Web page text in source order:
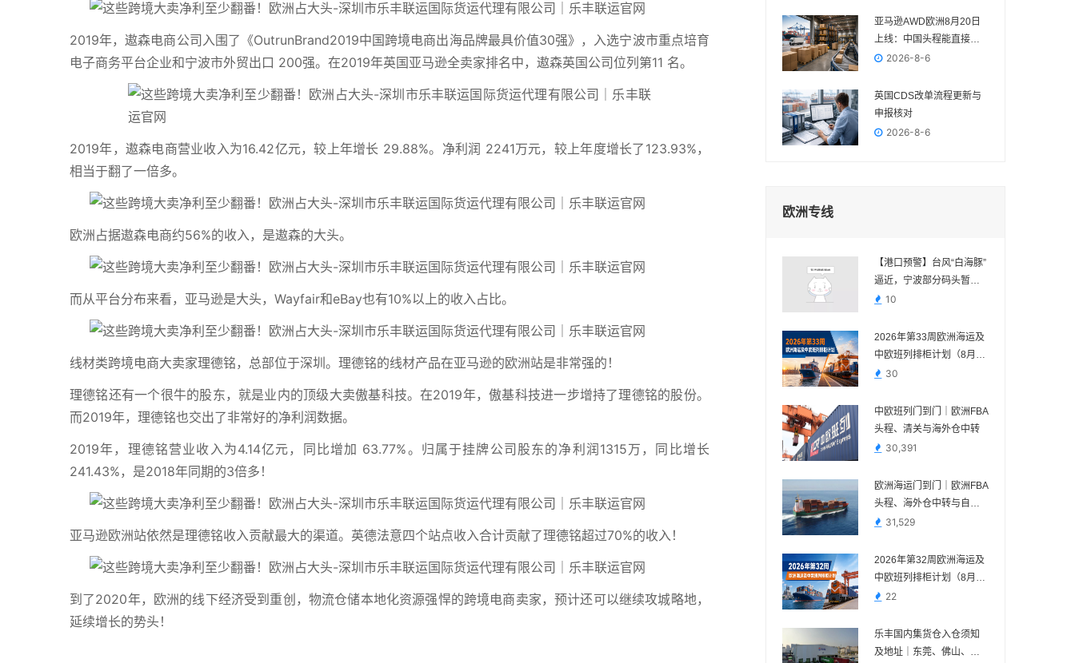
2019年，遨森电商公司入围了《OutrunBrand2019中国跨境电商出海品牌最具价值30强》，入选宁波市重点培育
电子商务平台企业和宁波市外贸出口 200强。在2019年英国亚马逊全卖家排名中，遨森英国公司位列第11 名。
2019年，遨森电商营业收入为16.42亿元，较上年增长 29.88%。净利润 2241万元，较上年度增长了123.93%，
相当于翻了一倍多。
欧洲占据遨森电商约56%的收入，是遨森的大头。
而从平台分布来看，亚马逊是大头，Wayfair和eBay也有10%以上的收入占比。
线材类跨境电商大卖家理德铭，总部位于深圳。理德铭的线材产品在亚马逊的欧洲站是非常强的！
理德铭还有一个很牛的股东，就是业内的顶级大卖傲基科技。在2019年，傲基科技进一步增持了理德铭的股份。
而2019年，理德铭也交出了非常好的净利润数据。
2019年，理德铭营业收入为4.14亿元，同比增加 63.77%。归属于挂牌公司股东的净利润1315万，同比增长
241.43%，是2018年同期的3倍多！
亚马逊欧洲站依然是理德铭收入贡献最大的渠道。英德法意四个站点收入合计贡献了理德铭超过70%的收入！
到了2020年，欧洲的线下经济受到重创，物流仓储本地化资源强悍的跨境电商卖家，预计还可以继续攻城略地，
延续增长的势头！
亚马逊AWD欧洲8月20日
上线：中国头程能直接送
吗？2026-8-6
英国CDS改单流程更新与
申报核对
2026-8-6
欧洲专线
【港口预警】台风“白海豚”
逼近，宁波部分码头暂停
作业，近期出货请提前规
10
2026年第33周欧洲海运及
中欧班列排柜计划（8月10
日—8月16日）
30
中欧班列门到门｜欧洲FBA
头程、清关与海外仓中转
30,391
欧洲海运门到门｜欧洲FBA
头程、海外仓中转与自税
清关31,529
2026年第32周欧洲海运及
中欧班列排柜计划（8月3
日—8月9日）
22
乐丰国内集货仓入仓须知
及地址｜东莞、佛山、义